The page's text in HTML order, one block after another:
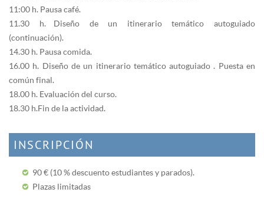
11:00 h. Pausa café.
11.30 h. Diseño de un itinerario temático autoguiado
(continuación).
14.30 h. Pausa comida.
16.00 h. Diseño de un itinerario temático autoguiado . Puesta en
común final.
18.00 h. Evaluación del curso.
18.30 h. Fin de la actividad.
INSCRIPCIÓN
90 € (10 % descuento estudiantes y parados).
Plazas limitadas